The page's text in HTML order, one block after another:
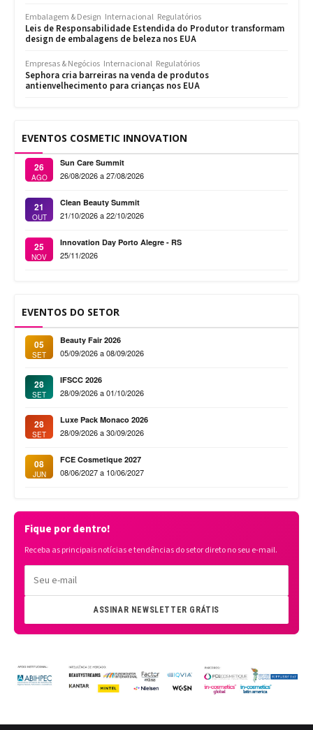
Embalagem & Design Internacional Regulatórios
Leis de Responsabilidade Estendida do Produtor transformam
design de embalagens de beleza nos EUA
Empresas & Negócios Internacional Regulatórios
Sephora cria barreiras na venda de produtos
antienvelhecimento para crianças nos EUA
EVENTOS COSMETIC INNOVATION
26
AGO
Sun Care Summit
26/08/2026 a 27/08/2026
21
OUT
Clean Beauty Summit
21/10/2026 a 22/10/2026
25
NOV
Innovation Day Porto Alegre - RS
25/11/2026
EVENTOS DO SETOR
05
SET
Beauty Fair 2026
05/09/2026 a 08/09/2026
28
SET
IFSCC 2026
28/09/2026 a 01/10/2026
28
SET
Luxe Pack Monaco 2026
28/09/2026 a 30/09/2026
08
JUN
FCE Cosmetique 2027
08/06/2027 a 10/06/2027
Fique por dentro!
Receba as principais notícias e tendências do setor direto no seu e-mail.
ASSINAR NEWSLETTER GRÁTIS